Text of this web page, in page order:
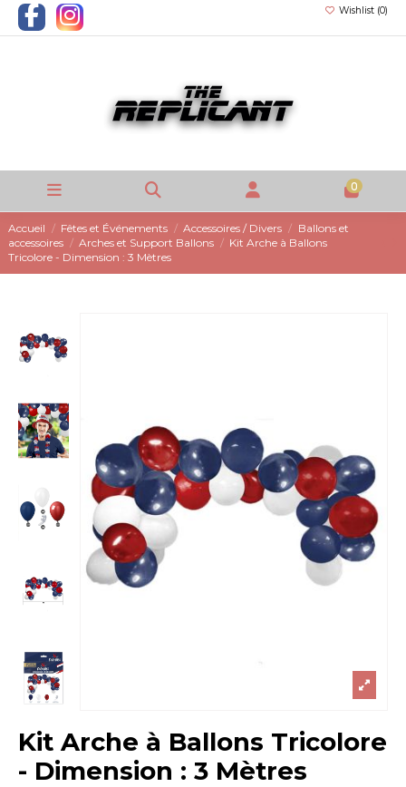
Wishlist (0)
0
Accueil Fêtes et Événements Accessoires / Divers
Ballons et
accessoires
Arches et Support Ballons
Kit Arche à Ballons
Tricolore - Dimension : 3 Mètres
Kit Arche à Ballons Tricolore
- Dimension : 3 Mètres